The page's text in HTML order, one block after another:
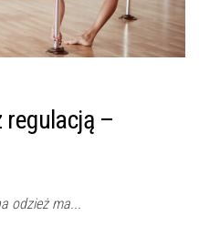
regulacją –
odzież ma...